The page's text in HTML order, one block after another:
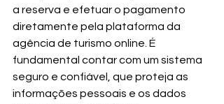
a reserva e efetuar o pagamento
diretamente pela plataforma da
agência de turismo online. É
fundamental contar com um sistema
seguro e confiável, que proteja as
informações pessoais e os dados